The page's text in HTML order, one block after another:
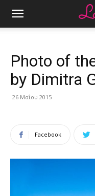
Photo of
by Dimitra
26 Μαΐου 2015
Facebook